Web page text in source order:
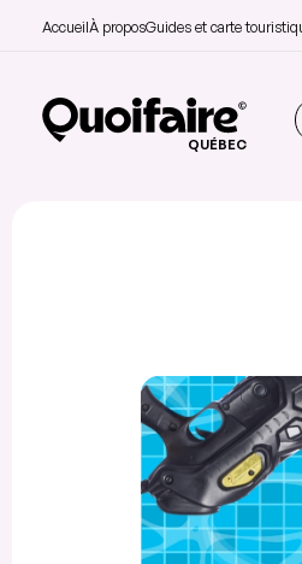
AccueilÀ proposGuides et carte
QUÉBEC